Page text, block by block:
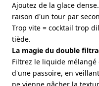
Ajoutez de la glace
raison d'un tour par
Trop vite = cocktail trop
tiède.
La magie du double
Filtrez le liquide
d'une passoire, en